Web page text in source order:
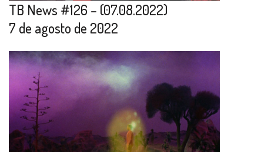
TB News #126 – (07.08.2022)
7 de agosto de 2022